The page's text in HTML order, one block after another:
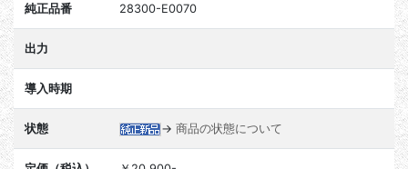
純正品番 28300-E0070
出力
導入時期
状態 → 商品の状態について